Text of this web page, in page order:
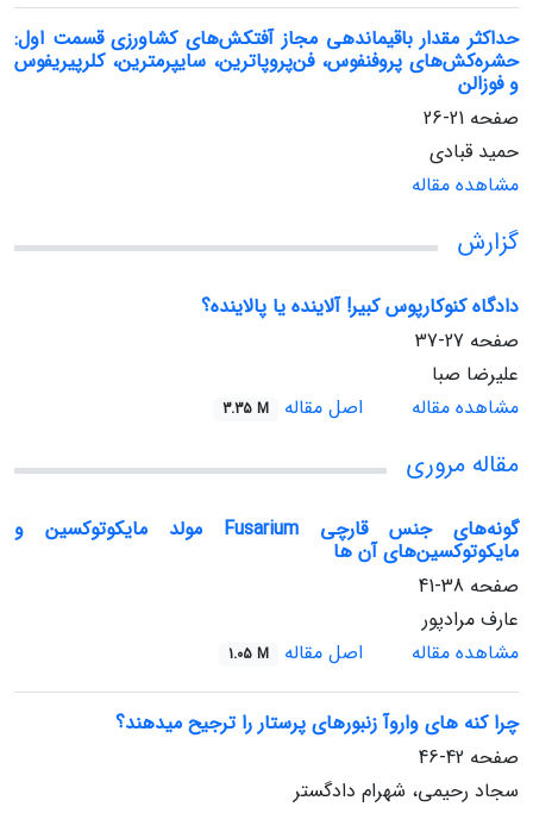
حداکثر مقدار باقیمانده‏ی مجاز آفتکش‌های کشاورزی قسمت اول:
حشره‌کش‌های پروفنفوس، فن‌پروپاترین، سایپرمترین، کلرپیریفوس
و فوزالن
صفحه 21-26
حمید قبادی
مشاهده مقاله
گزارش
دادگاه کنوکارپوس کبیر! آلاینده یا پالاینده؟
صفحه 27-37
علیرضا صبا
مشاهده مقاله
اصل مقاله 3.35 M
مقاله مروری
گونه‌های جنس قارچی Fusarium مولد مایکوتوکسین و
مایکوتوکسین‌های آن ها
صفحه 38-41
عارف مرادپور
مشاهده مقاله
اصل مقاله 1.05 M
چرا کنه ‏های واروآ زنبورهای پرستار را ترجیح می‏دهند؟
صفحه 42-46
سجاد رحیمی، شهرام دادگستر